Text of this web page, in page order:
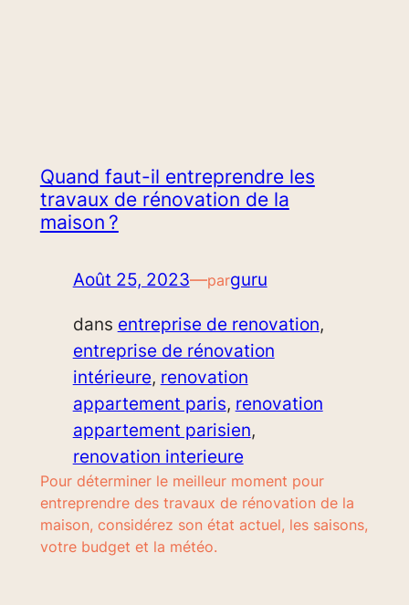
Quand faut-il entreprendre les
travaux de rénovation de la
maison ?
Août 25, 2023—parguru
dans entreprise de renovation
entreprise de rénovation
intérieure, renovation
appartement paris, renovation
appartement parisien
renovation interieure
Pour déterminer le meilleur moment pour
entreprendre des travaux de rénovation de la
maison, considérez son état actuel, les saisons,
votre budget et la météo.